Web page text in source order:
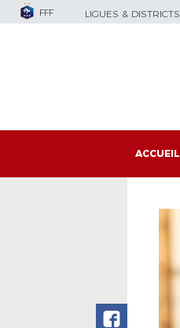
FFF LIGUES & DISTRICTS
ACCUEIL